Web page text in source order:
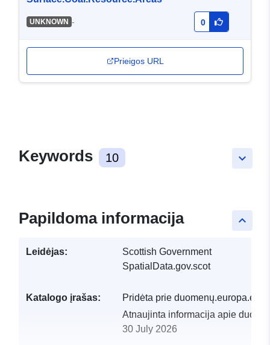
UNKNOWN - 0
Prieigos URL
keyboard_arrow_down
Keywords 10
keyboard_arrow_up
Papildoma informacija
Leidėjas:
Scottish Government
SpatialData.gov.scot
Katalogo įrašas: Pridėta prie duomenų.europa.eu:
Atnaujinta informacija apie
30 July 2026